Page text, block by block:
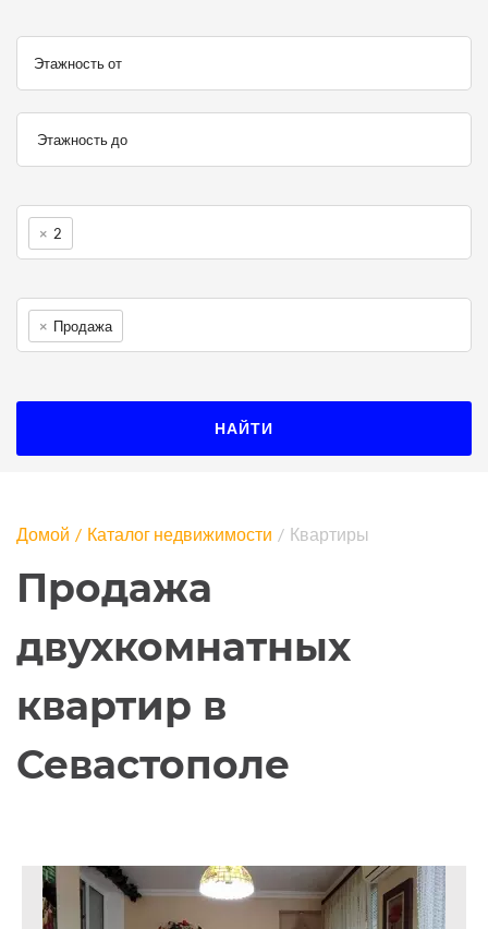
Этажность от
Этажность до
× 2
× Продажа
НАЙТИ
Продажа
двухкомнатных
квартир в
Севастополе
Домой Каталог недвижимости Квартиры